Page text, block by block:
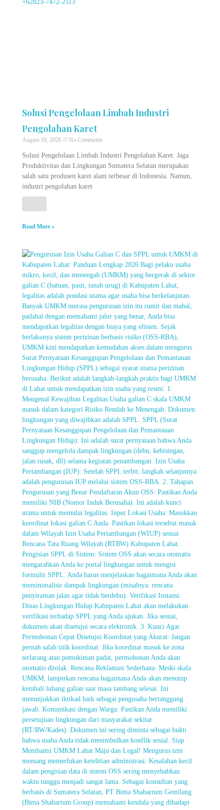
Solusi Pengelolaan Limbah Industri
Pengolahan Karet
August 10, 2026 No Comments
Solusi Pengelolaan Limbah Industri Pengolahan Karet: Jaga
Produktivitas dan Lingkungan Sumatera Selatan merupakan
salah satu produsen karet alam terbesar di Indonesia. Namun,
industri pengolahan karet
Read More »